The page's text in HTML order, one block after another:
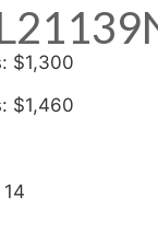
$1,300
$1,460